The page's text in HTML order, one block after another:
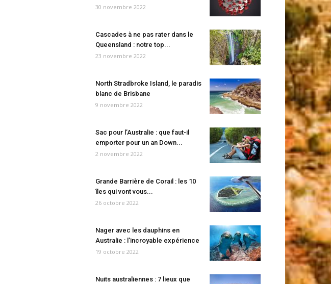
30 novembre 2022
Cascades à ne pas rater dans le
Queensland : notre top...
23 novembre 2022
North Stradbroke Island, le paradis
blanc de Brisbane
9 novembre 2022
Sac pour l’Australie : que faut-il
emporter pour un an Down...
2 novembre 2022
Grande Barrière de Corail : les 10
îles qui vont vous...
26 octobre 2022
Nager avec les dauphins en
Australie : l’incroyable expérience
19 octobre 2022
Nuits australiennes : 7 lieux que